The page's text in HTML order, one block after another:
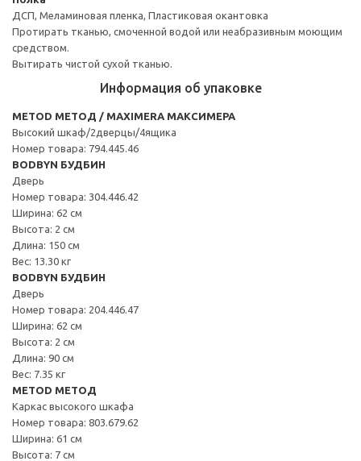
ДСП, Меламиновая пленка, Пластиковая окантовка
Протирать тканью, смоченной водой или неабразивным моющим
средством.
Вытирать чистой сухой тканью.
Информация об упаковке
METOD МЕТОД / MAXIMERA МАКСИМЕРА
Высокий шкаф/2дверцы/4ящика
Номер товара: 794.445.46
BODBYN БУДБИН
Дверь
Номер товара: 304.446.42
Ширина: 62 см
Высота: 2 см
Длина: 150 см
Вес: 13.30 кг
BODBYN БУДБИН
Дверь
Номер товара: 204.446.47
Ширина: 62 см
Высота: 2 см
Длина: 90 см
Вес: 7.35 кг
METOD МЕТОД
Каркас высокого шкафа
Номер товара: 803.679.62
Ширина: 61 см
Высота: 7 см